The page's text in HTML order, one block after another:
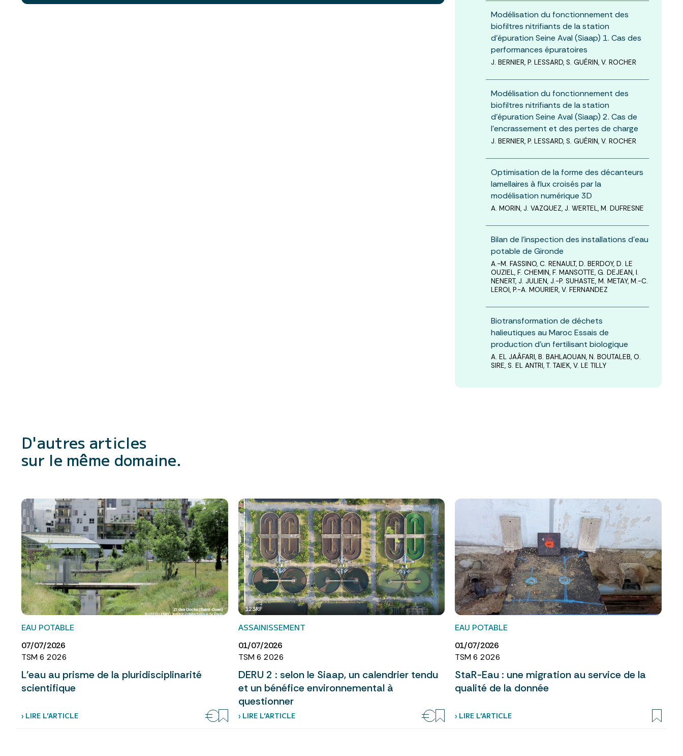
Modélisation du fonctionnement des
biofiltres nitrifiants de la station
d’épuration Seine Aval (Siaap) 1. Cas des
performances épuratoires
J. BERNIER, P. LESSARD, S. GUÉRIN, V. ROCHER
Modélisation du fonctionnement des
biofiltres nitrifiants de la station
d’épuration Seine Aval (Siaap) 2. Cas de
l’encrassement et des pertes de charge
J. BERNIER, P. LESSARD, S. GUÉRIN, V. ROCHER
Optimisation de la forme des décanteurs
lamellaires à flux croisés par la
modélisation numérique 3D
A. MORIN, J. VAZQUEZ, J. WERTEL, M. DUFRESNE
Bilan de l’inspection des installations d’eau
potable de Gironde
A.-M. FASSINO, C. RENAULT, D. BERDOY, D. LE
OUZIEL, F. CHEMIN, F. MANSOTTE, G. DEJEAN, I.
NENERT, J. JULIEN, J.-P. SUHASTE, M. METAY, M.-C.
LEROI, P.-A. MOURIER, V. FERNANDEZ
Biotransformation de déchets
halieutiques au Maroc Essais de
production d’un fertilisant biologique
A. EL JAÂFARI, B. BAHLAOUAN, N. BOUTALEB, O.
SIRE, S. EL ANTRI, T. TAIEK, V. LE TILLY
D'autres articles
sur le même domaine.
EAU POTABLE
07/07/2026
TSM 6 2026
L’eau au prisme de la pluridisciplinarité
scientifique
› LIRE L’ARTICLE
123RF
ASSAINISSEMENT
01/07/2026
TSM 6 2026
DERU 2 : selon le Siaap, un calendrier tendu
et un bénéfice environnemental à
questionner
› LIRE L’ARTICLE
EAU POTABLE
01/07/2026
TSM 6 2026
StaR-Eau : une migration au service de la
qualité de la donnée
› LIRE L’ARTICLE